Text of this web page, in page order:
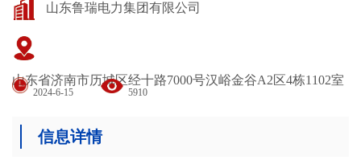
山东鲁瑞电力集团有限公司
山东省济南市历城区经十路7000号汉峪金谷A2区4栋1102室
2024-6-15 5910
信息详情